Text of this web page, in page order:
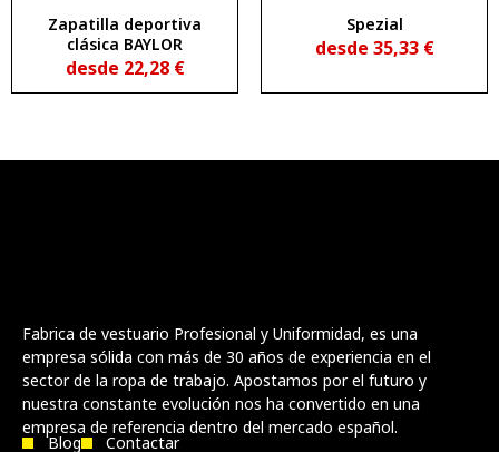
Zapatilla deportiva
clásica BAYLOR
desde 22,28 €
Spezial
desde 35,33 €
Fabrica de vestuario Profesional y Uniformidad, es una
empresa sólida con más de 30 años de experiencia en el
sector de la ropa de trabajo. Apostamos por el futuro y
nuestra constante evolución nos ha convertido en una
empresa de referencia dentro del mercado español.
Blog Contactar